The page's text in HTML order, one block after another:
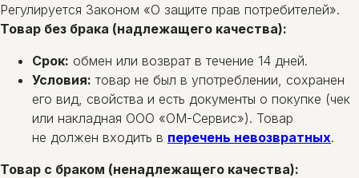
Регулируется Законом «О защите прав потребителей».
Товар без брака (надлежащего качества):
Срок: обмен или возврат в течение 14 дней.
Условия: товар не был в употреблении, сохранен
его вид, свойства и есть документы о покупке (чек
или накладная ООО «ОМ-Сервис»). Товар
не должен входить в перечень невозвратных.
Товар с браком (ненадлежащего качества):